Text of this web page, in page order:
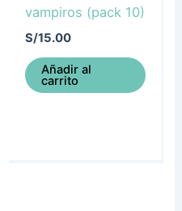
vampiros (pack 10)
S/15.00
Añadir al
carrito